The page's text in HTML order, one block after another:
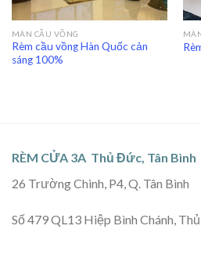
MÀN CẦU VỒNG
Rèm cầu vồng Hàn Quốc cản
sáng 100%
RÈM CỬA 3A Thủ Đức, Tân Bình
26 Trường Chinh, P4, Q. Tân Bình
Số 479 QL13 Hiệp Bình Chánh,